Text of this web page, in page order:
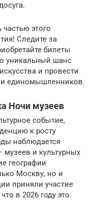
частью этого
Следите за
билеты
уникальный шанс
и провести
единомышленников.
Ночи музеев
событие,
к росту
наблюдается
музеев и культурных
географии
Москву, но и
приняли участие
в 2026 году это